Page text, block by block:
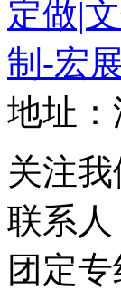
地址
关注我
联系人
团定